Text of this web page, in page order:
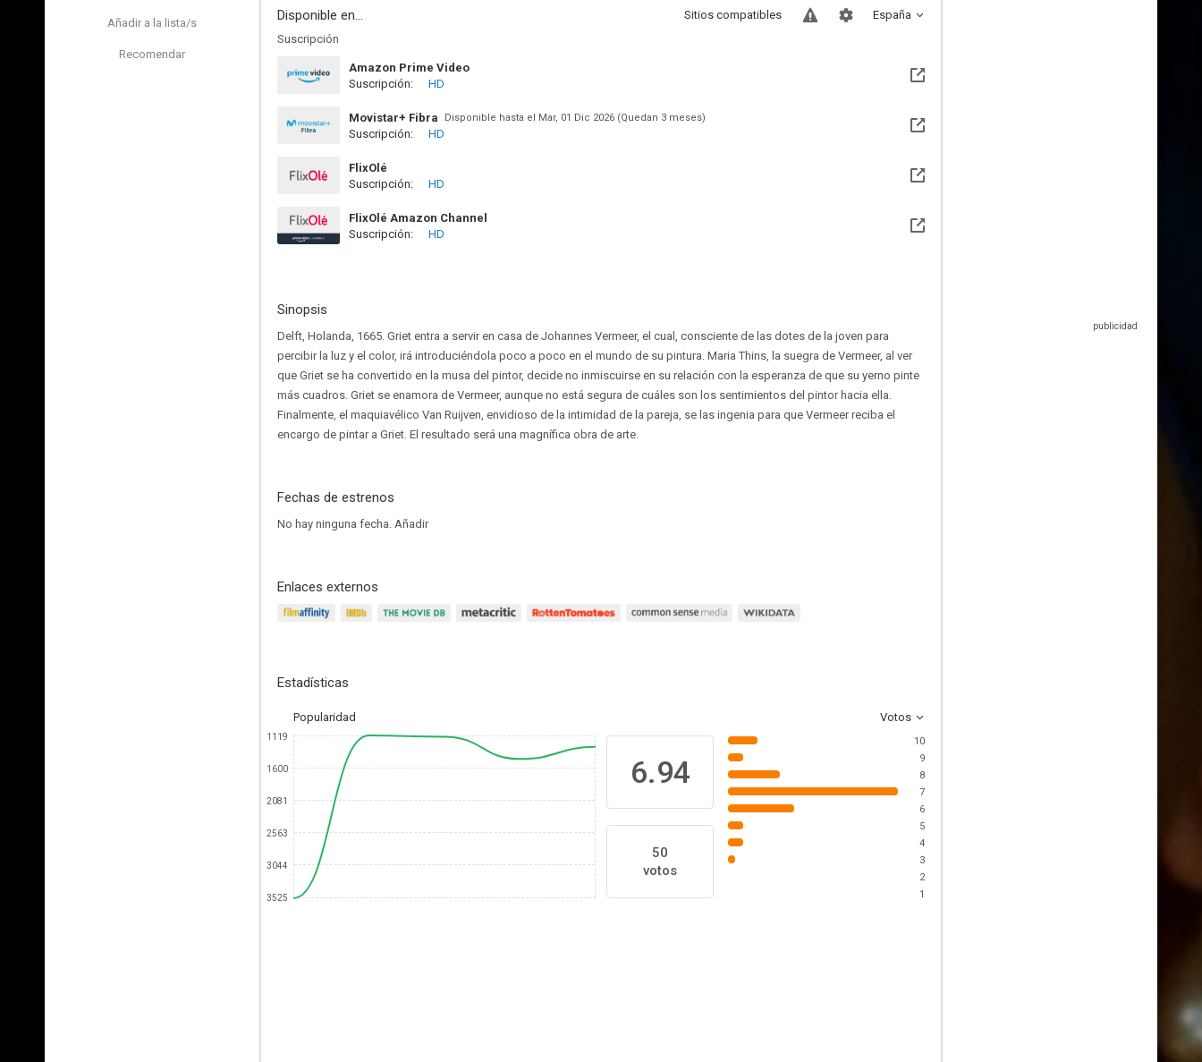
Añadir a la lista/s
Recomendar
Disponible en... España
Sitios compatibles
Suscripción
Amazon Prime Video
Suscripción:
HD
Movistar+ Fibra Disponible hasta el Mar, 01 Dic 2026 (Quedan 3 meses)
Suscripción: HD
FlixOlé
Suscripción:
HD
FlixOlé Amazon Channel
Suscripción:
HD
Sinopsis
Delft, Holanda, 1665. Griet entra a servir en casa de Johannes Vermeer, el cual, consciente de las dotes de la joven para
percibir la luz y el color, irá introduciéndola poco a poco en el mundo de su pintura. Maria Thins, la suegra de Vermeer, al ver
que Griet se ha convertido en la musa del pintor, decide no inmiscuirse en su relación con la esperanza de que su yerno pinte
más cuadros. Griet se enamora de Vermeer, aunque no está segura de cuáles son los sentimientos del pintor hacia ella.
Finalmente, el maquiavélico Van Ruijven, envidioso de la intimidad de la pareja, se las ingenia para que Vermeer reciba el
encargo de pintar a Griet. El resultado será una magnífica obra de arte.
Fechas de estrenos
No hay ninguna fecha. Añadir
Enlaces externos
Estadísticas
Popularidad Votos
1119
1600
2081
2563
3044
3525
6.94
50
votos
10
9
8
7
6
5
4
3
2
1